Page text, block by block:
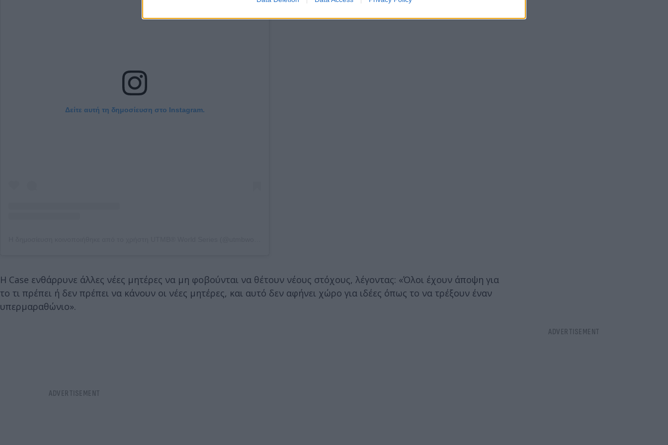
Δείτε αυτή τη δημοσίευση στο Instagram.
Η Case ενθάρρυνε άλλες νέες μητέρες να μη φοβούνται να θέτουν νέους στόχους, λέγοντας: «Όλοι έχουν άποψη για
το τι πρέπει ή δεν πρέπει να κάνουν οι νέες μητέρες, και αυτό δεν αφήνει χώρο για ιδέες όπως το να τρέξουν έναν
υπερμαραθώνιο».